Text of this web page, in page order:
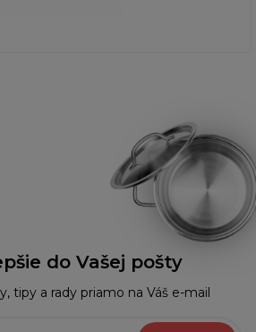
do Vašej pošty
tipy a rady priamo na Váš e-mail